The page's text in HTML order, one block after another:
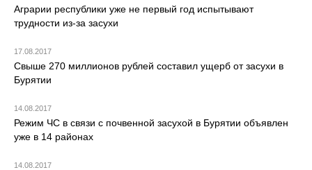
Аграрии республики уже не первый год испытывают
трудности из-за засухи
17.08.2017
Свыше 270 миллионов рублей составил ущерб от засухи в
Бурятии
14.08.2017
Режим ЧС в связи с почвенной засухой в Бурятии объявлен
уже в 14 районах
14.08.2017